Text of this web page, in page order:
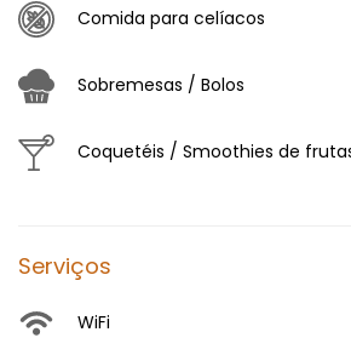
Comida para celíacos
Sobremesas / Bolos
Coquetéis / Smoothies de
Serviços
WiFi